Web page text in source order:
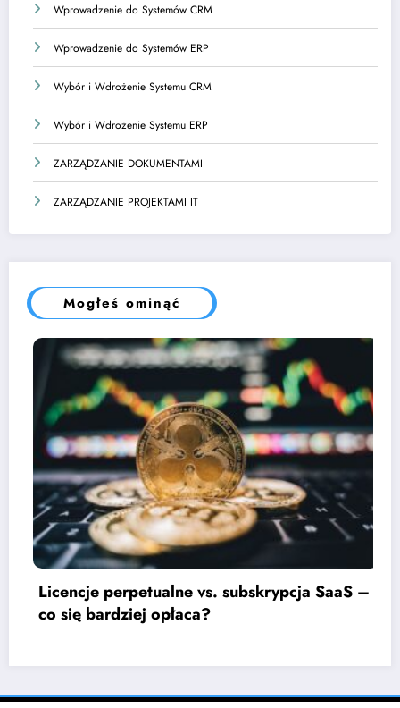
Wprowadzenie do Systemów CRM
Wprowadzenie do Systemów ERP
Wybór i Wdrożenie Systemu CRM
Wybór i Wdrożenie Systemu ERP
ZARZĄDZANIE DOKUMENTAMI
ZARZĄDZANIE PROJEKTAMI IT
Mogłeś ominąć
SaaS –
Jak negocjować kontrakt z
oprogramowania?